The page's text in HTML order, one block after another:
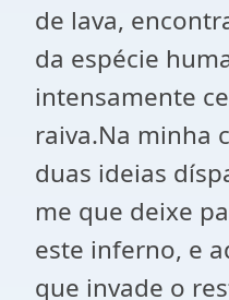
de lava,
da espécie
intensamente
raiva.Na minha
duas ideias
me que deixe
este inferno, e
que invade o